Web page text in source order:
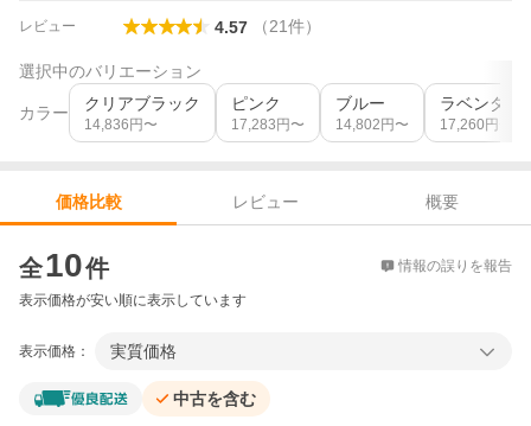
レビュー 4.57 （21件）
選択中のバリエーション
カラー クリアブラック
14,836 円〜
ピンク
17,283 円〜
ブルー
14,802 円〜
ラベンダー
17,260円〜
価格比較 レビュー
概要
全10件 情報の誤りを報告
表示価格が安い順に表示しています
表示価格： 実質価格
中古を含む